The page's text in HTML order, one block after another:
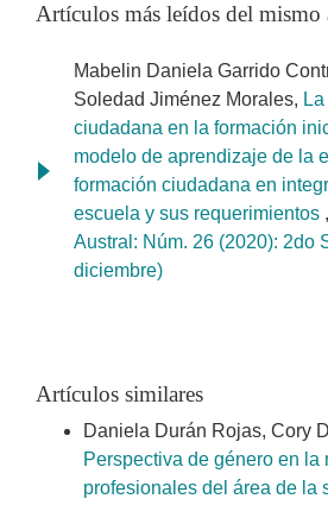
Artículos más leídos del mismo
Mabelin Daniela Garrido
Soledad Jiménez Morales,
ciudadana en la formación
modelo de aprendizaje de la
formación ciudadana en
escuela y sus requerimientos ,
Austral: Núm. 26 (2020): 2do
diciembre)
Artículos similares
Daniela Durán Rojas, Cory
Perspectiva de género en la
profesionales del área de la